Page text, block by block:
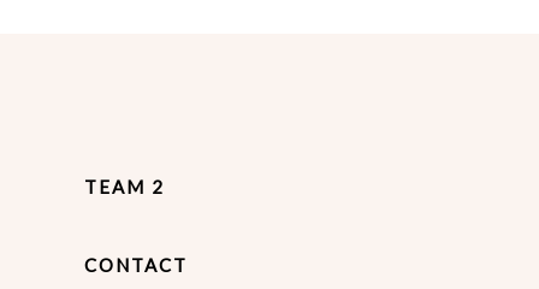
TEAM 2
CONTACT